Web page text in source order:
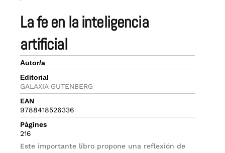
la fe en la inteligencia
artificial
Autor/a
Editorial
GALAXIA GUTENBERG
EAN
9788418526336
Pàgines
216
Este importante libro propone una reflexión de